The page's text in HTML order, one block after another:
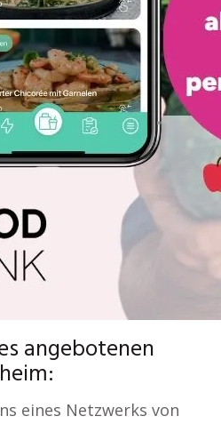
angebotenen
eines Netzwerks von